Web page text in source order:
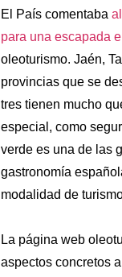
El País comentaba
para una escapada
oleoturismo. Jaén,
provincias que se
tres tienen mucho
especial, como
verde es una de las
gastronomía
modalidad de
La página web
aspectos concretos